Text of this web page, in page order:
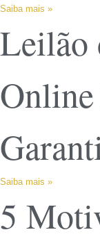
Saiba mais »
Leilão
Saiba mais »
5